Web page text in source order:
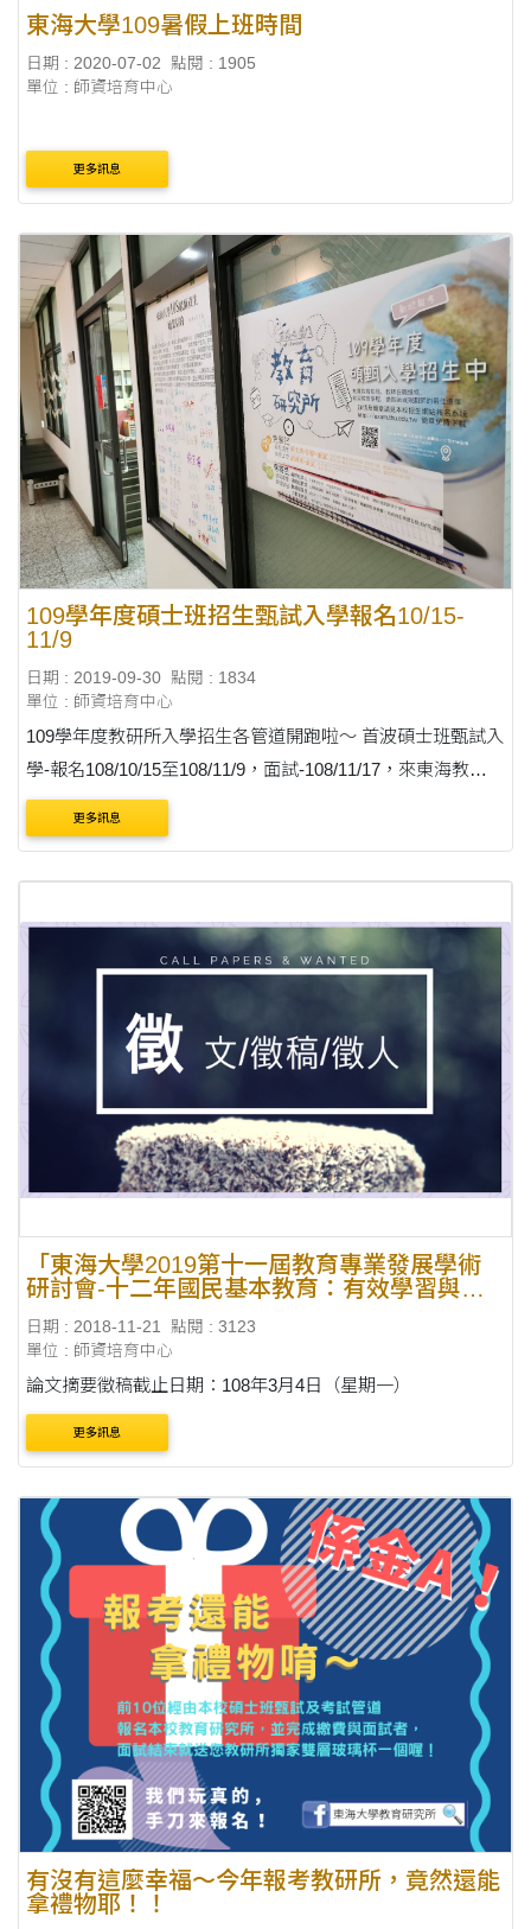
東海大學109暑假上班時間
日期 : 2020-07-02
點閱 : 1905
單位 : 師資培育中心
更多訊息
109學年度碩士班招生甄試入學報名10/15-
11/9
日期 : 2019-09-30 點閱 : 1834
單位 : 師資培育中心
109學年度教研所入學招生各管道開跑啦～ 首波碩士班甄試入
學-報名108/10/15至108/11/9，面試-108/11/17，來東海教研
所讀碩班，好處多多!! 前10位經由本校碩士班甄試及考試管道
報考東海大學教育研究所，並完成繳費與面試....
更多訊息
「東海大學2019第十一屆教育專業發展學術
研討會-十二年國民基本教育：有效學習與適
日期 : 2018-11-21
點閱 : 3123
單位 : 師資培育中心
論文摘要徵稿截止日期：108年3月4日（星期一）
更多訊息
有沒有這麼幸福～今年報考教研所，竟然還能
拿禮物耶！！